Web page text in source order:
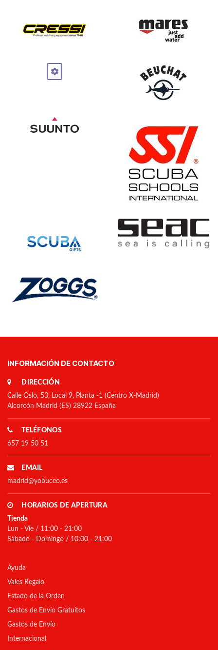
INFORMACIÓN DE CONTACTO
DIRECCIÓN
Calle Oslo, 53, Local 9, Planta -1 (Centro X-Madrid)
Alcorcón Madrid (ES) 28922 España
TELÉFONOS
657 19 50 51
EMAIL
madrid@yobuceo.es
HORARIOS DE APERTURA
Tienda
Lun - Vie / 11:00 - 21:00
Sábado - Domingo / 10:00 - 21:00
Ayuda
Vales Regalo
Estado de la Orden
Gastos de Envío Gratuitos
Gastos de Envío
Internacional